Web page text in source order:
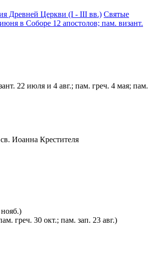
Древней Церкви (I - III вв.) Святые
в Соборе 12 апостолов; пам. визант.
22 июля и 4 авг.; пам. греч. 4 мая; пам.
Иоанна Крестителя
греч. 30 окт.; пам. зап. 23 авг.)